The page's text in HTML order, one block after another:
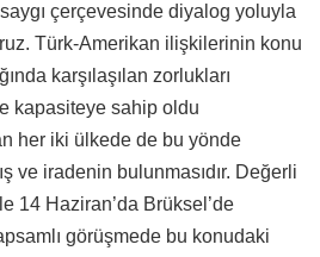
saygı çerçevesinde diyalog yoluyla
Türk-Amerikan ilişkilerinin konu
karşılaşılan zorlukları
kapasiteye sahip oldu
her iki ülkede de bu yönde
ve iradenin bulunmasıdır. Değerli
14 Haziran’da Brüksel’de
görüşmede bu konudaki